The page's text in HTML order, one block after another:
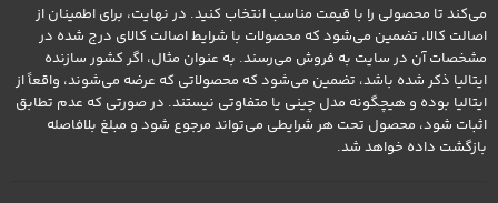
می‌کند تا محصولی را با قیمت مناسب انتخاب کنید. در نهایت، برای اطمینان از
اصالت کالا، تضمین می‌شود که محصولات با شرایط اصالت کالای درج شده در
مشخصات آن در سایت به فروش می‌رسند. به عنوان مثال، اگر کشور سازنده
ایتالیا ذکر شده باشد، تضمین می‌شود که محصولاتی که عرضه می‌شوند، واقعاً از
ایتالیا بوده و هیچگونه مدل چینی یا متفاوتی نیستند. در صورتی که عدم تطابق
اثبات شود، محصول تحت هر شرایطی می‌تواند مرجوع شود و مبلغ بلافاصله
بازگشت داده خواهد شد.